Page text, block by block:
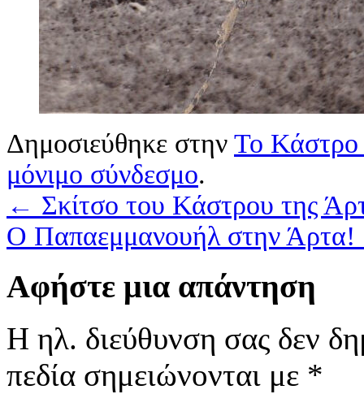
Δημοσιεύθηκε στην Το Κάστρο
μόνιμο σύνδεσμο.
← Σκίτσο του Κάστρου της
Ο Παπαεμμανουήλ στην Άρτα!
Αφήστε μια απάντηση
Η ηλ. διεύθυνση σας δεν
πεδία σημειώνονται με *